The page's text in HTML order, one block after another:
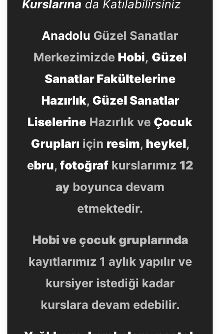
Kurslarına da Katılabilirsiniz
Anadolu Güzel Sanatlar
Merkezimizde Hobi, Güzel
Sanatlar Fakültelerine
Hazırlık, Güzel Sanatlar
Liselerine Hazırlık ve Çocuk
Grupları için resim, heykel,
ebru, fotoğrafkurslarımız 12
ay boyunca devam
etmektedir.
Hobi ve çocuk gruplarında
kayıtlarımız 1 aylık yapılır ve
kursiyer istediği kadar
kurslara devam edebilir.